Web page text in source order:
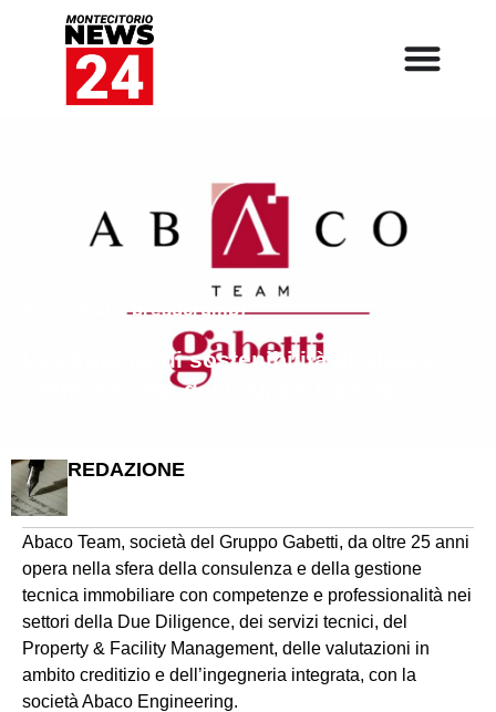
[rank_math_breadcrumb]
La strategia di sostenibilità di Abaco
Team, società del Gruppo Gabetti
REDAZIONE
Abaco Team, società del Gruppo Gabetti, da oltre 25 anni
opera nella sfera della consulenza e della gestione
tecnica immobiliare con competenze e professionalità nei
settori della Due Diligence, dei servizi tecnici, del
Property & Facility Management, delle valutazioni in
ambito creditizio e dell’ingegneria integrata, con la
società Abaco Engineering.